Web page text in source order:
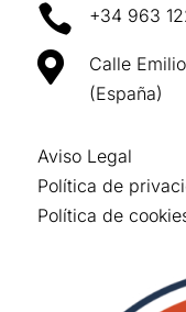
 +34 963

Calle
(España)
Aviso Legal
Política de
Política de